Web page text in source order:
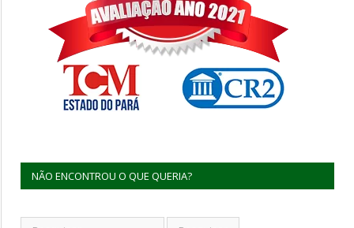
NÃO ENCONTROU O QUE QUERIA?